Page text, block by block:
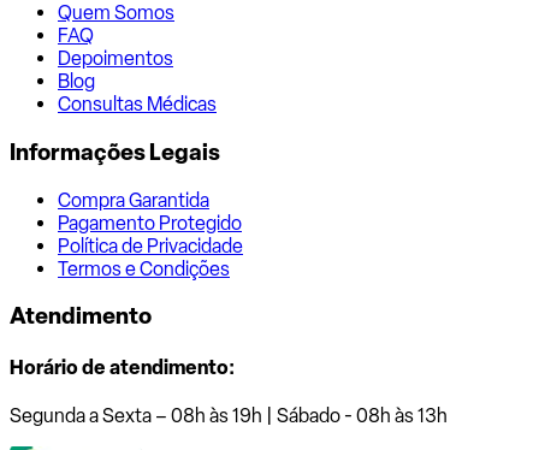
Quem Somos
FAQ
Depoimentos
Blog
Consultas Médicas
Informações Legais
Compra Garantida
Pagamento Protegido
Política de Privacidade
Termos e Condições
Atendimento
Horário de atendimento:
Segunda a Sexta – 08h às 19h | Sábado - 08h às 13h